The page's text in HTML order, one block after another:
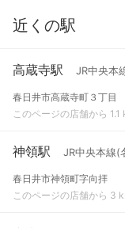
近くの駅
高蔵寺駅 JR中央本
春日井市高蔵寺町３丁目
このページの店舗から 1.1
神領駅 JR中央本線(
春日井市神領町字向拝
このページの店舗から 3